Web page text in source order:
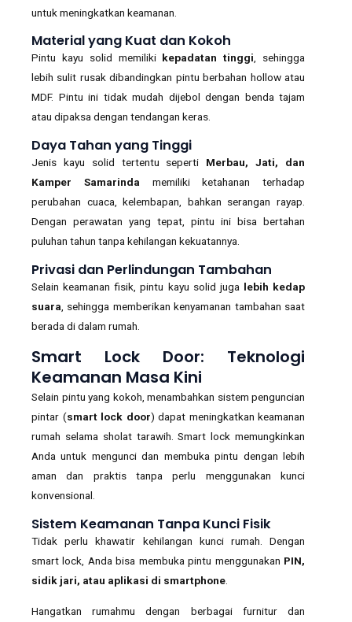
untuk meningkatkan keamanan.
Material yang Kuat dan Kokoh
Pintu kayu solid memiliki kepadatan tinggi, sehingga
lebih sulit rusak dibandingkan pintu berbahan hollow atau
MDF. Pintu ini tidak mudah dijebol dengan benda tajam
atau dipaksa dengan tendangan keras.
Daya Tahan yang Tinggi
Jenis kayu solid tertentu seperti Merbau, Jati, dan
Kamper Samarinda memiliki ketahanan terhadap
perubahan cuaca, kelembapan, bahkan serangan rayap.
Dengan perawatan yang tepat, pintu ini bisa bertahan
puluhan tahun tanpa kehilangan kekuatannya.
Privasi dan Perlindungan Tambahan
Selain keamanan fisik, pintu kayu solid juga lebih kedap
suara , sehingga memberikan kenyamanan tambahan saat
berada di dalam rumah.
Smart Lock Door: Teknologi
Keamanan Masa Kini
Selain pintu yang kokoh, menambahkan sistem penguncian
pintar (smart lock door) dapat meningkatkan keamanan
rumah selama sholat tarawih. Smart lock memungkinkan
Anda untuk mengunci dan membuka pintu dengan lebih
aman dan praktis tanpa perlu menggunakan kunci
konvensional.
Sistem Keamanan Tanpa Kunci Fisik
Tidak perlu khawatir kehilangan kunci rumah. Dengan
smart lock, Anda bisa membuka pintu menggunakan PIN,
sidik jari, atau aplikasi di smartphone
Hangatkan rumahmu dengan berbagai furnitur dan